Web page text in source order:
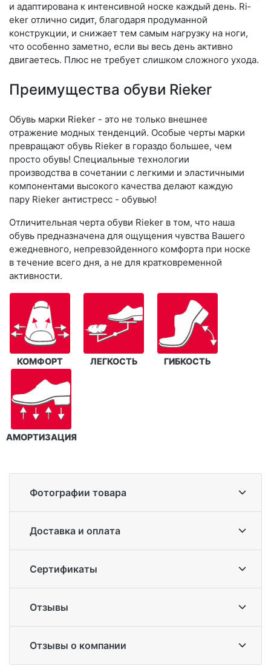
и адаптирована к интенсивной носке каждый день. Ri­
eker отлично сидит, благодаря продуманной
конструкции, и снижает тем самым нагрузку на ноги,
что особенно заметно, если вы весь день активно
двигаетесь. Плюс не требует слишком сложного ухода.
Преимущества обуви Rieker
Обувь марки Rieker - это не только внешнее
отражение модных тенденций. Особые черты марки
превращают обувь Rieker в гораздо большее, чем
просто обувь! Специальные технологии
производства в сочетании с легкими и эластичными
компонентами высокого качества делают каждую
пару Rieker антистресс - обувью!
Отличительная черта обуви Rieker в том, что наша
обувь предназначена для ощущения чувства Вашего
ежедневного, непревзойденного комфорта при носке
в течение всего дня, а не для кратковременной
активности.
КОМФОРТ ЛЕГКОСТЬ ГИБКОСТЬ
АМОРТИЗАЦИЯ
Фотографии товара
Доставка и оплата
Сертификаты
Отзывы
Отзывы о компании